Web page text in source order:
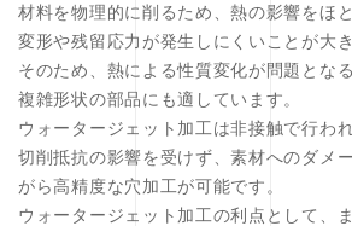
材料を物理的に削るため、熱の影響をほ
変形や残留応力が発生しにくいことが大
そのため、熱による性質変化が問題とな
複雑形状の部品にも適しています。
ウォータージェット加工は非接触で行わ
切削抵抗の影響を受けず、素材へのダメ
がら高精度な穴加工が可能です。
ウォータージェット加工の利点として、